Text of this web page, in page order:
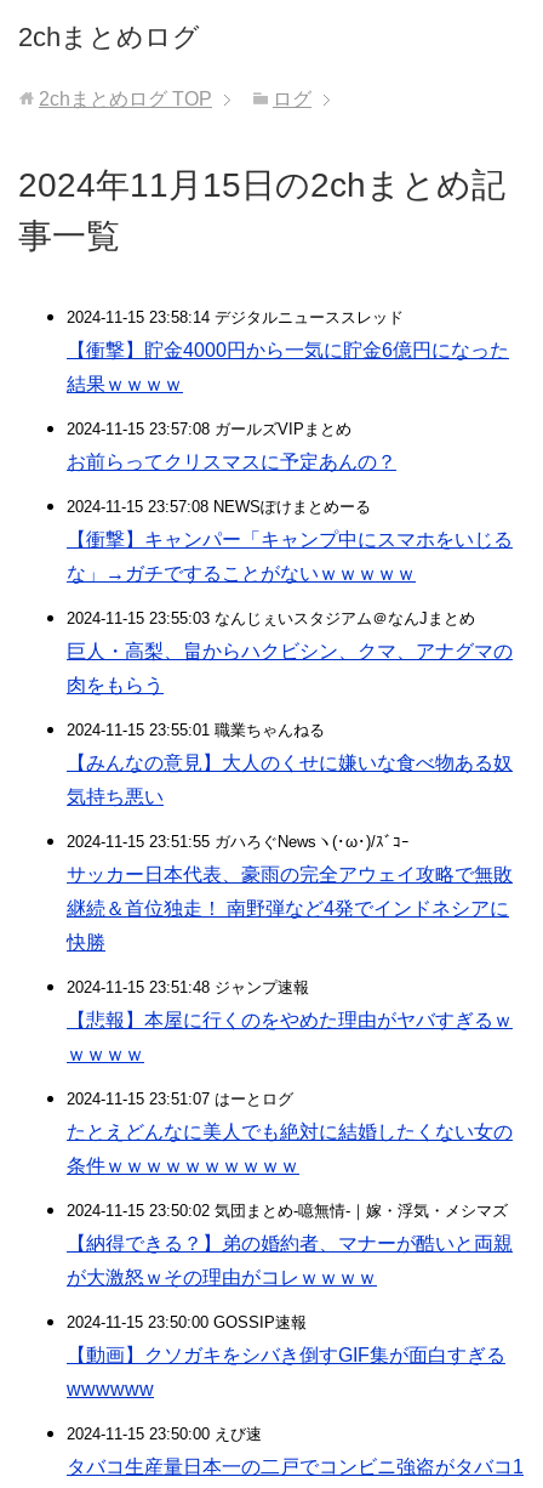
2chまとめログ
2chまとめログ TOP ログ
2024年11月15日の2chまとめ記
事一覧
2024-11-15 23:58:14 デジタルニューススレッド
【衝撃】貯金4000円から一気に貯金6億円になった
結果ｗｗｗｗ
2024-11-15 23:57:08 ガールズVIPまとめ
お前らってクリスマスに予定あんの？
2024-11-15 23:57:08 NEWSぽけまとめーる
【衝撃】キャンパー「キャンプ中にスマホをいじる
な」→ガチですることがないｗｗｗｗｗ
2024-11-15 23:55:03 なんじぇいスタジアム＠なんJまとめ
巨人・高梨、畠からハクビシン、クマ、アナグマの
肉をもらう
2024-11-15 23:55:01 職業ちゃんねる
【みんなの意見】大人のくせに嫌いな食べ物ある奴
気持ち悪い
2024-11-15 23:51:55 ガハろぐNewsヽ(･ω･)/ｽﾞｺｰ
サッカー日本代表、豪雨の完全アウェイ攻略で無敗
継続＆首位独走！ 南野弾など4発でインドネシアに
快勝
2024-11-15 23:51:48 ジャンプ速報
【悲報】本屋に行くのをやめた理由がヤバすぎるｗ
ｗｗｗｗ
2024-11-15 23:51:07 はーとログ
たとえどんなに美人でも絶対に結婚したくない女の
条件ｗｗｗｗｗｗｗｗｗｗ
2024-11-15 23:50:02 気団まとめ-噫無情-｜嫁・浮気・メシマズ
【納得できる？】弟の婚約者、マナーが酷いと両親
が大激怒ｗその理由がコレｗｗｗｗ
2024-11-15 23:50:00 GOSSIP速報
【動画】クソガキをシバき倒すGIF集が面白すぎる
wwwwww
2024-11-15 23:50:00 えび速
タバコ生産量日本一の二戸でコンビニ強盗がタバコ1